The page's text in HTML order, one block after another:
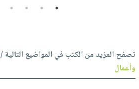
1
2
3
4
تصفح المزيد من الكتب في المواضيع التالية /
وأعمال